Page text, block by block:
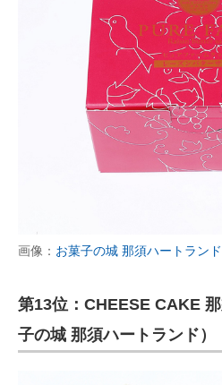
画像： お菓子の城 那須ハートランド
第13位：CHEESE CAKE
子の城 那須ハートランド）